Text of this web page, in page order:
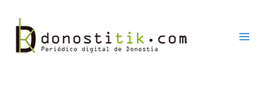
contenido